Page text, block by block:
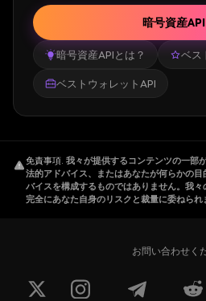
暗号資産APIとは？ ベス
ベストウォレットAPI
暗号資産API
免責事項. 我々が提供するコンテンツの一部
法的アドバイス、またはあなたが何らかの
バイスを構成するものではありません。我々
完全にあなた自身のリスクと裁量に委ねられ
お問い合わせく